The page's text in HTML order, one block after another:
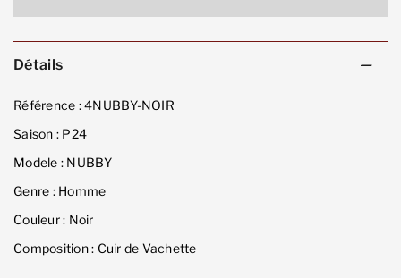
Détails
Référence :4NUBBY-NOIR
Saison : P24
Modele : NUBBY
Genre :Homme
Couleur : Noir
Composition : Cuir de Vachette